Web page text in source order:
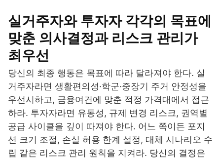
실거주자와 투자자 각각의 목표에
맞춘 의사결정과 리스크 관리가
최우선
당신의 최종 행동은 목표에 따라 달라져야 한다. 실
거주자라면 생활편의성·학군·중장기 주거 안정성을
우선시하고, 금융여건에 맞춘 적정 가격대에서 접근
하라. 투자자라면 유동성, 규제 변경 리스크, 권역별
공급 사이클을 깊이 따져야 한다. 어느 쪽이든 포지
션 크기 조절, 손실 허용 한계 설정, 대체 시나리오 수
립 같은 리스크 관리 원칙을 지켜라. 당신의 결정은